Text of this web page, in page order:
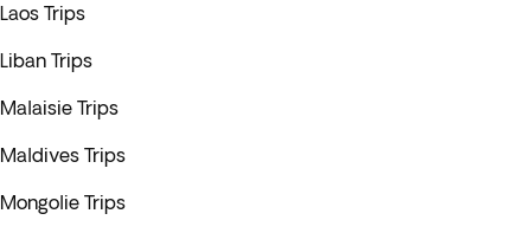
Laos Trips
Liban Trips
Malaisie Trips
Maldives Trips
Mongolie Trips